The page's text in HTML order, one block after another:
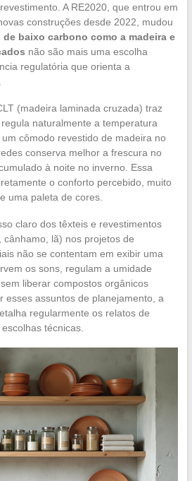
A RE2020, que entrou em
construções desde 2022, mudou
de baixo carbono como a madeira e
não são mais uma escolha
regulatória que orienta a
(madeira laminada cruzada) traz
naturalmente a temperatura
cômodo revestido de madeira no
conserva melhor a frescura no
à noite no inverno. Essa
o conforto percebido, muito
uma paleta de cores.
claro dos têxteis e revestimentos
lã) nos projetos de
não se contentam em exibir uma
os sons, regulam a umidade
liberar compostos orgânicos
esses assuntos de planejamento, a
regularmente os relatos de
técnicas.